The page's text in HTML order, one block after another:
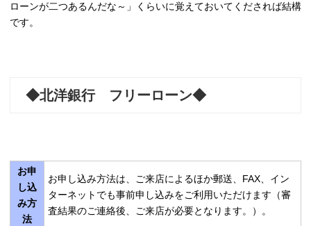
ローンが二つあるんだな～」くらいに覚えておいてくだされば結構
です。
◆北洋銀行 フリーローン◆
お申
し込
み方
法
お申し込み方法は、ご来店によるほか郵送、FAX、イン
ターネットでも事前申し込みをご利用いただけます（審
査結果のご連絡後、ご来店が必要となります。）。